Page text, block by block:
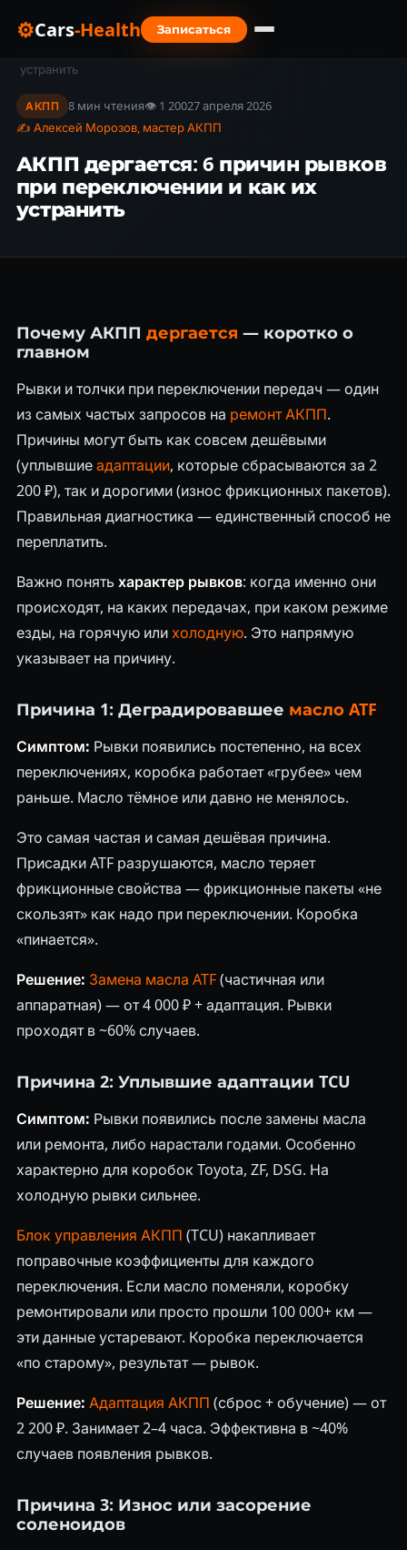
⚙Cars-Health Записаться
Главная › Блог ›
устранить
АКПП 8 мин чтения👁 1 20027 апреля 2026
✍ Алексей Морозов, мастер АКПП
АКПП дергается: 6 причин рывков
при переключении и как их
устранить
Почему АКПП дергается — коротко о
главном
Рывки и толчки при переключении передач — один
из самых частых запросов на ремонт АКПП.
Причины могут быть как совсем дешёвыми
(уплывшиеадаптации, которые сбрасываются за 2
200 ₽), так и дорогими (износ фрикционных пакетов).
Правильная диагностика — единственный способ не
переплатить.
Важно понять характер рывков: когда именно они
происходят, на каких передачах, при каком режиме
езды, на горячую илихолодную. Это напрямую
указывает на причину.
Причина 1: Деградировавшее масло ATF
Симптом: Рывки появились постепенно, на всех
переключениях, коробка работает «грубее» чем
раньше. Масло тёмное или давно не менялось.
Это самая частая и самая дешёвая причина.
Присадки ATF разрушаются, масло теряет
фрикционные свойства — фрикционные пакеты «не
скользят» как надо при переключении. Коробка
«пинается».
Решение: Замена масла ATF(частичная или
аппаратная) — от 4 000 ₽ + адаптация. Рывки
проходят в ~60% случаев.
Причина 2: Уплывшие адаптации TCU
Симптом: Рывки появились после замены масла
или ремонта, либо нарастали годами. Особенно
характерно для коробок Toyota, ZF, DSG. На
холодную рывки сильнее.
Блок управления АКПП (TCU) накапливает
поправочные коэффициенты для каждого
переключения. Если масло поменяли, коробку
ремонтировали или просто прошли 100 000+ км —
эти данные устаревают. Коробка переключается
«по старому», результат — рывок.
Решение: Адаптация АКПП (сброс + обучение) — от
2 200 ₽. Занимает 2–4 часа. Эффективна в ~40%
случаев появления рывков.
Причина 3: Износ или засорение
соленоидов